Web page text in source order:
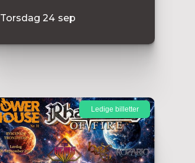
Torsdag 24 sep
Ledige billetter